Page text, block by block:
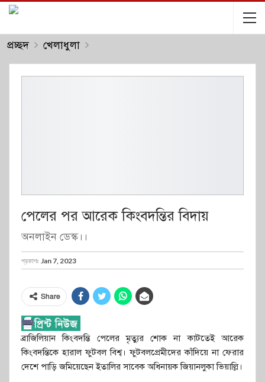
প্রচ্ছদ খেলাধুলা
পেলের পর আরেক কিংবদন্তির বিদায়
অনলাইন ডেস্ক।।
প্রকাশঃ Jan 7, 2023
Share
ব্রাজিলিয়ান কিংবদন্তি পেলের মৃত্যুর শোক না কাটতেই আরেক
কিংবদন্তিকে হারাল ফুটবল বিশ্ব। ফুটবলপ্রেমীদের কাঁদিয়ে না ফেরার
দেশে পাড়ি জমিয়েছেন ইতালির সাবেক অধিনায়ক জিয়ানলুকা ভিয়াল্লি।